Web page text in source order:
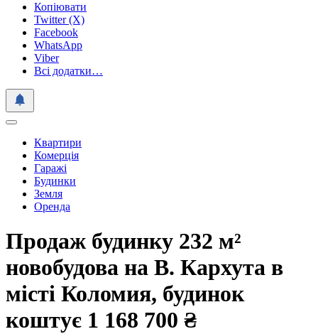
Копіювати
Twitter (X)
Facebook
WhatsApp
Viber
Всі додатки…
Квартири
Комерція
Гаражі
Будинки
Земля
Оренда
Продаж будинку 232 м²
новобудова на В. Кархута в
місті Коломия, будинок
коштує 1 168 700 ₴